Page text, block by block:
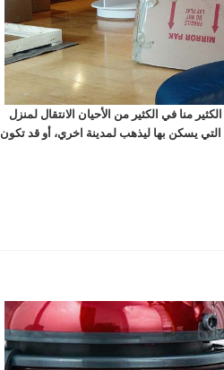
في الكثير من الأحيان الانتقال لمنزل
التي يسكن بها ليذهب لمدينة اخري، أو قد تكون